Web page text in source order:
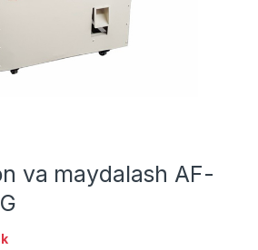
va maydalash AF-